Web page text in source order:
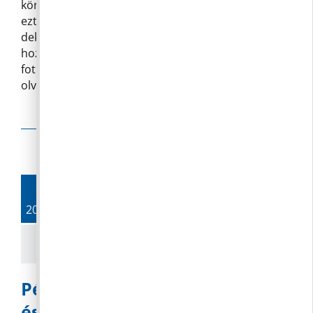
körötte aktív emberek segítették méltóvá tenni
ezt az 5 évente előforduló estét! Sütöttek,
dekoráltak, pakoltak, előkészítettek, poharakat
hoztak, virágokat rendeltek és mozgósítottak,
fotóztak, videóztak, szerveztek. Jó, hogy István
olvasta elő az eskü szövegét!
2019. 10.
Pénteken történt a hivatalban